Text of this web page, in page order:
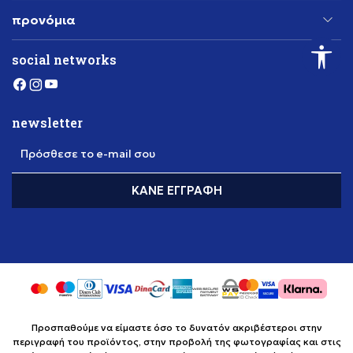
προνόμια
social networks
newsletter
Πρόσθεσε το e-mail σου
ΚΆΝΕ ΕΓΓΡΑΦΉ
Προσπαθούμε να είμαστε όσο το δυνατόν ακριβέστεροι στην
περιγραφή του προϊόντος, στην προβολή της φωτογραφίας και στις